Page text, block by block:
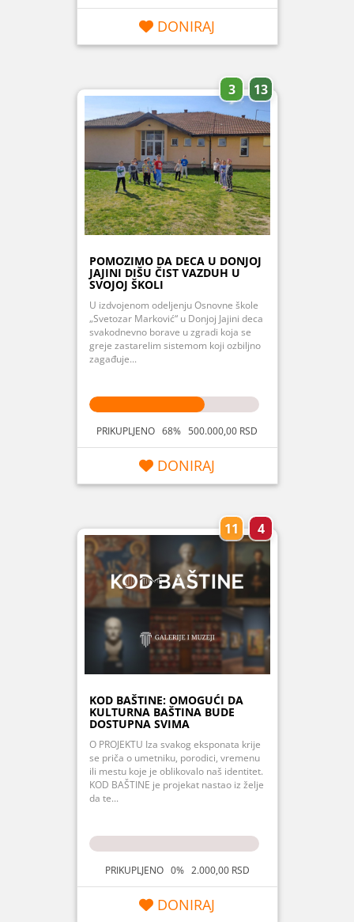
DONIRAJ
3 13
POMOZIMO DA DECA U DONJOJ
JAJINI DIŠU ČIST VAZDUH U
SVOJOJ ŠKOLI
U izdvojenom odeljenju Osnovne škole
„Svetozar Marković“ u Donjoj Jajini deca
svakodnevno borave u zgradi koja se
greje zastarelim sistemom koji ozbiljno
zagađuje...
PRIKUPLJENO 68% 500.000,00 RSD
DONIRAJ
11 4
KOD BAŠTINE: OMOGUĆI DA
KULTURNA BAŠTINA BUDE
DOSTUPNA SVIMA
O PROJEKTU Iza svakog eksponata krije
se priča o umetniku, porodici, vremenu
ili mestu koje je oblikovalo naš identitet.
KOD BAŠTINE je projekat nastao iz želje
da te...
PRIKUPLJENO 0% 2.000,00 RSD
DONIRAJ